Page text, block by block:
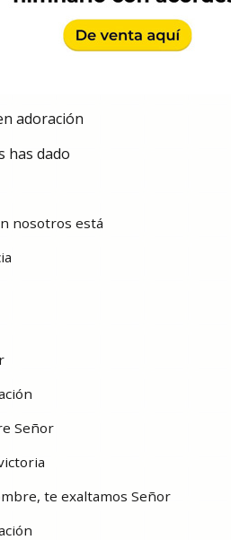
adoración
has dado
nosotros está
Señor
te exaltamos Señor